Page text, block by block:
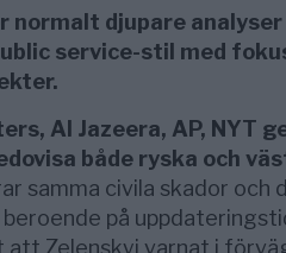
normalt djupare
service-stil med
Al Jazeera, AP, NYT
både ryska och
samma civila skador och
på
att Zelenskyj varnat i